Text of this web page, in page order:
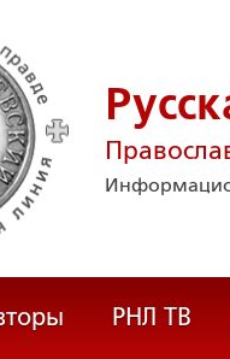
РНЛ ТВ